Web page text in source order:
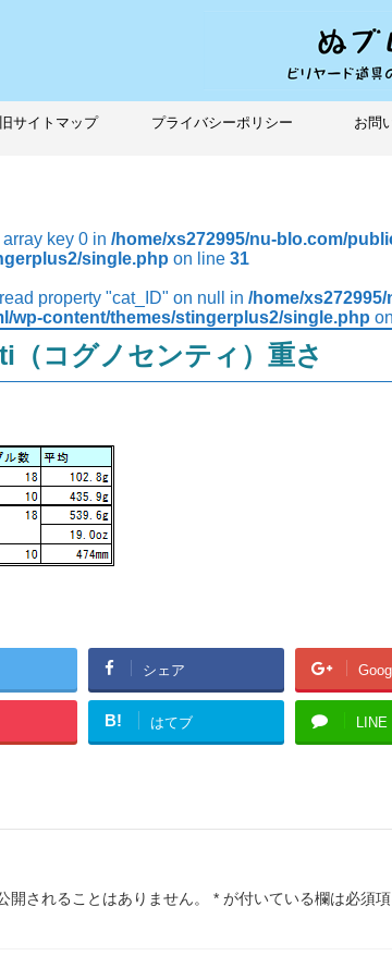
旧サイトマップ プライバシーポリシー お問
key 0 in /home/xs272995/nu-blo.com/
single.php on line 31
property "cat_ID" on null in /home/xs272995/
wp-content/themes/stingerplus2/single.php
（コグノセンティ）重さ
シェア
B! はてブ LINE
開されることはありません。 * が付いている欄は必須